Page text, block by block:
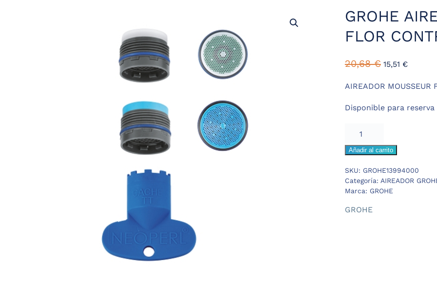
GROHE
FLOR
20,68€ El
original
20,68 €.
15,51 €El
actual
15,51 €.
AIREADOR MOUSSEUR
Disponible para reserva
MOUSSEUR
CONTROL
cantidad
Añadir al carrito
SKU: GROHE13994000
Categoría: AIREADOR
Marca: GROHE
GROHE